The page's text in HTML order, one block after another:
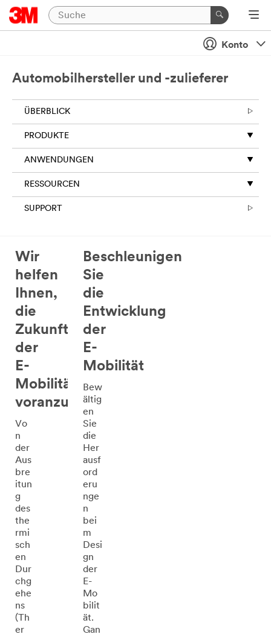
Konto
Automobilhersteller und -zulieferer
ÜBERBLICK
PRODUKTE
ANWENDUNGEN
RESSOURCEN
SUPPORT
Wir
helfen
Ihnen,
die
Zukunft
der
E-
Mobilität
voranzutreiben
Vo
n
der
Aus
bre
itun
g
des
the
rmi
sch
en
Dur
chg
ehe
ns
(Th
er
Beschleunigen
Sie
die
Entwicklung
der
E-
Mobilität
Bew
ältig
en
Sie
die
Her
ausf
ord
eru
nge
n
bei
m
Desi
gn
der
E-
Mo
bilit
ät.
Gan